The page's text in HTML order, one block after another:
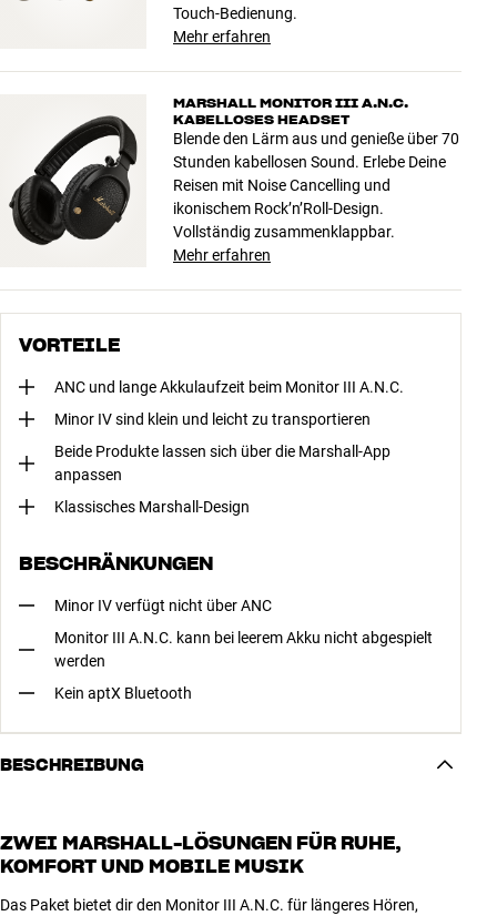
Touch-Bedienung.
Mehr erfahren
MARSHALL MONITOR III A.N.C.
KABELLOSES HEADSET
Blende den Lärm aus und genieße über 70
Stunden kabellosen Sound. Erlebe Deine
Reisen mit Noise Cancelling und
ikonischem Rock’n’Roll-Design.
Vollständig zusammenklappbar.
Mehr erfahren
VORTEILE
ANC und lange Akkulaufzeit beim Monitor III A.N.C.
Minor IV sind klein und leicht zu transportieren
Beide Produkte lassen sich über die Marshall-App
anpassen
Klassisches Marshall-Design
BESCHRÄNKUNGEN
Minor IV verfügt nicht über ANC
Monitor III A.N.C. kann bei leerem Akku nicht abgespielt
werden
Kein aptX Bluetooth
BESCHREIBUNG
ZWEI MARSHALL-LÖSUNGEN FÜR RUHE,
KOMFORT UND MOBILE MUSIK
Das Paket bietet dir den Monitor III A.N.C. für längeres Hören,